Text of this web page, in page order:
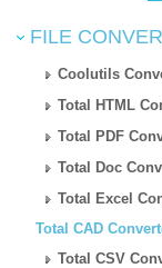
FILE
Coolutils
Total HTML
Total PDF
Total Doc
Total Excel
Total CAD
Total CSV